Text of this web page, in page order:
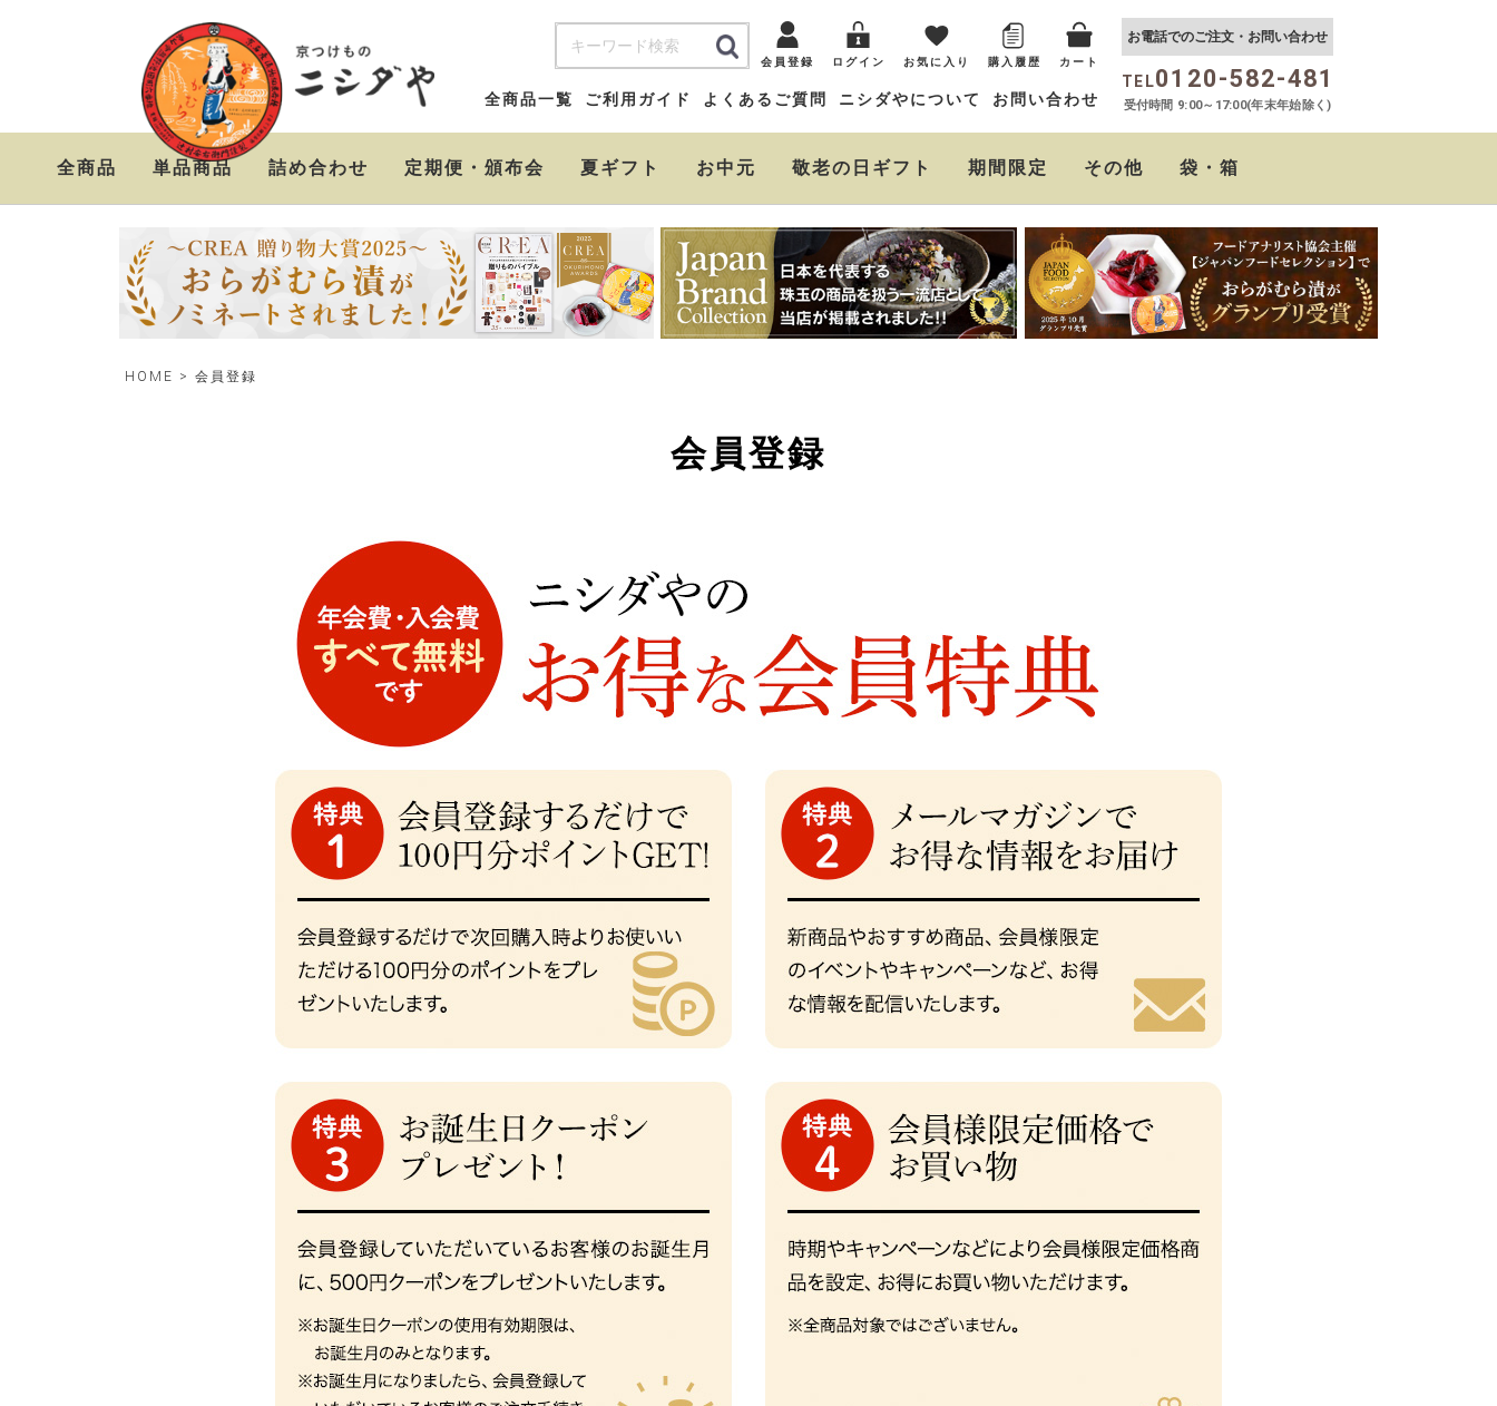
会員登録 ログイン お気に入り 購入履歴 カート
全商品一覧 ご利用ガイド よくあるご質問 ニシダやについて お問い合わせ
お電話でのご注文・お問い合わせ
TEL0120-582-481
受付時間 9:00～17:00(年末年始除く)
全商品 単品商品 詰め合わせ
セット
ット
定期便・頒布会 夏ギフト お中元 敬老の日ギフト 期間限定 その他
おらがむら まぜごはん
の素
しば茶漬け
たるたるソース
クリームチーズの西京
味噌漬
ちりめん山椒
おらがむらポン酢
袋・箱
HOME 会員登録
会員登録